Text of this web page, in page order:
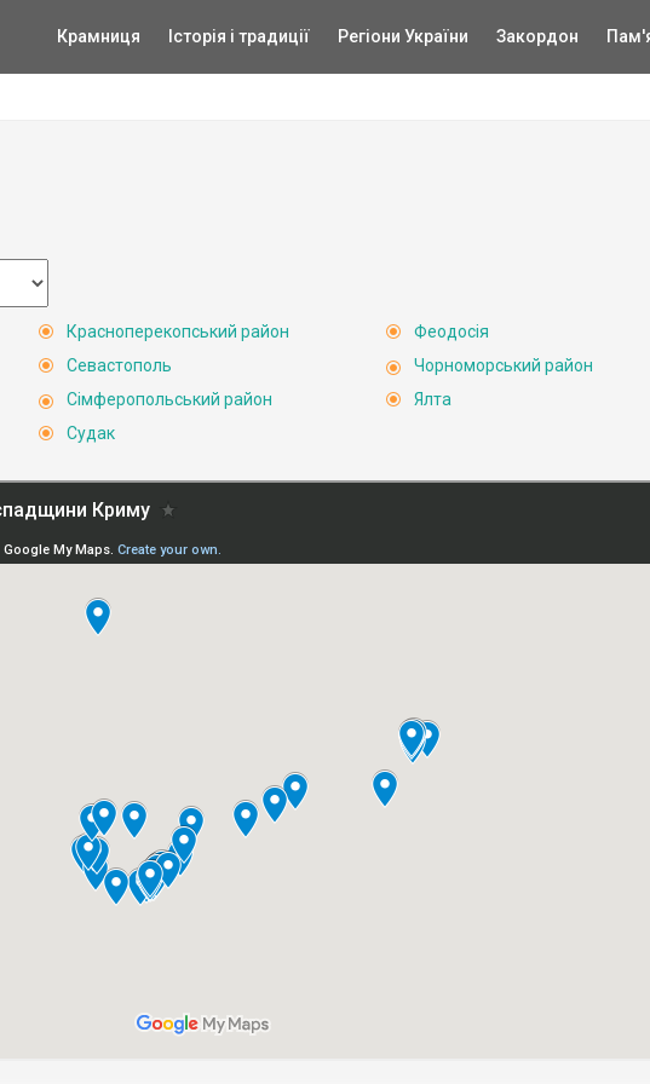
Крамниця Історія і традиції Регіони України Закордон
Красноперекопський район
Севастополь
Сімферопольський район
Судак
Феодосія
Чорноморський район
Ялта